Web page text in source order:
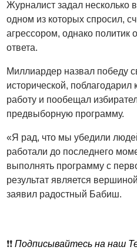
Журналист задал несколько
одном из которых спросил,
агрессором, однако политик
ответа.
Миллиардер назвал победу
исторической, поблагодарил
работу и пообещал
предвыборную программу.
«Я рад, что мы убедили
работали до последнего
выполнять программу с
результат является
заявил радостный Бабиш.
❗️❗️Подписывайтесь на наш